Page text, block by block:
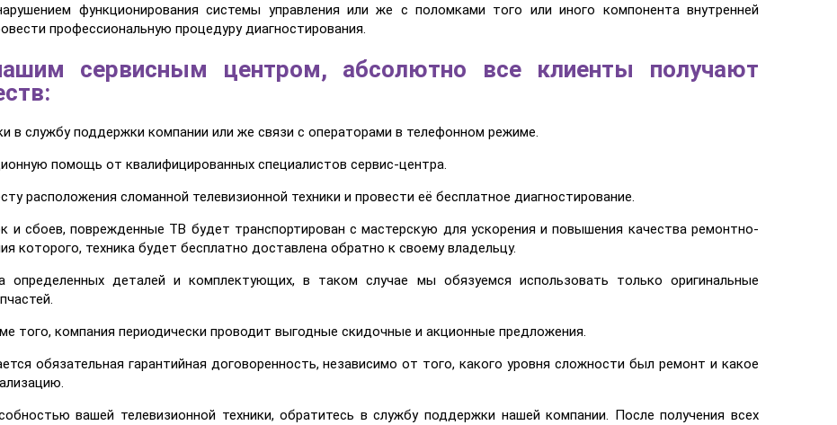
функционирования системы управления или же с поломками того или иного компонента внутренней
профессиональную процедуру диагностирования.
сервисным центром, абсолютно все клиенты получают
в службу поддержки компании или же связи с операторами в телефонном режиме.
помощь от квалифицированных специалистов сервис-центра.
расположения сломанной телевизионной техники и провести её бесплатное диагностирование.
и сбоев, поврежденные ТВ будет транспортирован с мастерскую для ускорения и повышения качества ремонтно-
которого, техника будет бесплатно доставлена обратно к своему владельцу.
деталей и комплектующих, в таком случае мы обязуемся использовать только оригинальные
того, компания периодически проводит выгодные скидочные и акционные предложения.
обязательная гарантийная договоренность, независимо от того, какого уровня сложности был ремонт и какое
вашей телевизионной техники, обратитесь в службу поддержки нашей компании. После получения всех